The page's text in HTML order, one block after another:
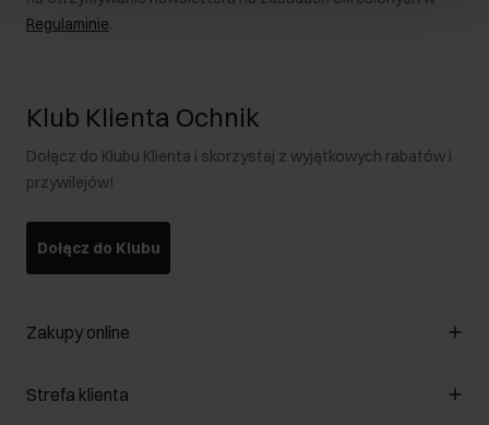
Regulaminie.
Klub Klienta Ochnik
Dołącz do Klubu Klienta i skorzystaj z wyjątkowych rabatów i
przywilejów!
Dołącz do Klubu
Zakupy online
Zarządzaj cookies
Strefa klienta